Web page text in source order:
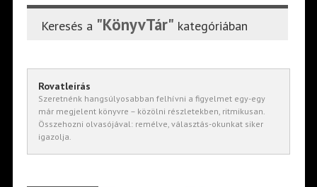
Keresés a "KönyvTár" kategóriában
Rovatleírás
Szeretnénk hangsúlyosabban felhívni a figyelmet egy-egy
már megjelent könyvre – közölni részletekben, ritmikusan.
Összehozni olvasójával: remélve, választás-okunkat siker
igazolja.